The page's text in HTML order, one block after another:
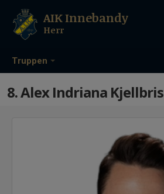
Truppen
AIK Innebandy
Herr
8. Alex Indriana Kjellbris